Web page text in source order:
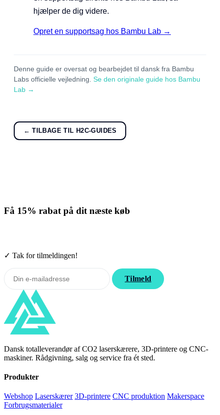
hjælper de dig videre.
Opret en supportsag hos Bambu Lab →
Denne guide er oversat og bearbejdet til dansk fra Bambu
Labs officielle vejledning. Se den originale guide hos Bambu
Lab →
← TILBAGE TIL H2C-GUIDES
Få 15% rabat på dit næste køb
✓ Tak for tilmeldingen!
Tilmeld
Dansk totalleverandør af CO2 laserskærere, 3D-printere og CNC-
maskiner. Rådgivning, salg og service fra ét sted.
Produkter
Webshop Laserskærer 3D-printere CNC produktion Makerspace
Forbrugsmaterialer